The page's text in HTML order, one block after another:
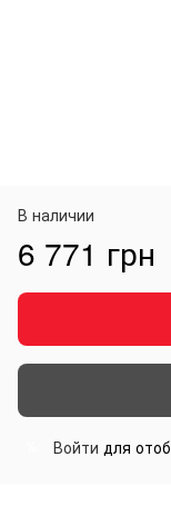
В наличии
6 771 грн
Войти для